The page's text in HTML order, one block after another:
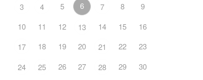
3
4 5 6 7 8
9
10
11 12 13 14 15
16
17
18 19 20 21 22
23
24
25 26 27 28 29
30